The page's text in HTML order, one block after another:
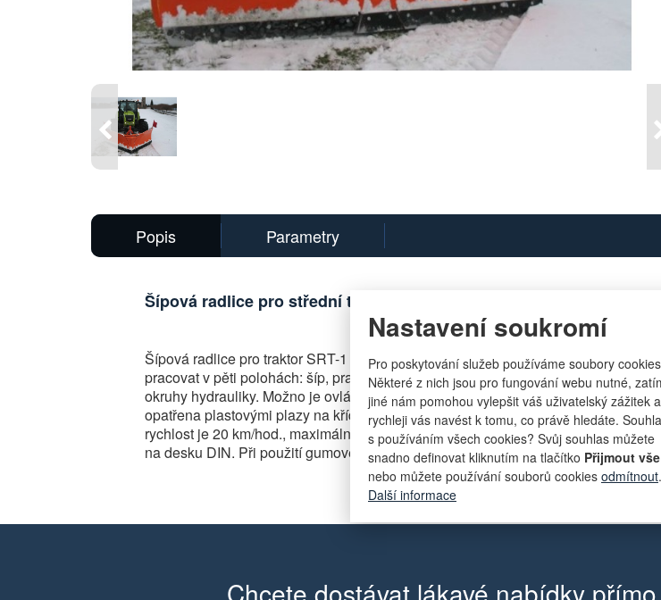
Nastavení soukromí
Pro poskytování služeb používáme soubory
Některé z nich jsou pro fungování webu nutné,
jiné nám pomohou vylepšit váš uživatelský zážitek a
rychleji vás navést k tomu, co právě hledáte.
s používáním všech cookies? Svůj souhlas můžete
snadno definovat kliknutím na tlačítko Přijmout vše
nebo můžete používání souborů cookies odmítnout.
Další informace
obrázek
Předchozí
Popis Parametry
Šípová radlice pro střední traktory SRT-1 2400
Šípová radlice pro traktor SRT-1 je vybavena závěsem kategorie I nebo II, který
pracovat v pěti polohách: šíp, pravá strana, levá strana, "T" a "V". Změna
okruhy hydrauliky. Možno je ovládat každé křídlo samostatně. Základním
opatřena plastovými plazy na křídlech a ve špici. Vyráběné pracovní záběry
rychlost je 20 km/hod., maximální přepravní rychlost je 40 km/hod. Příplatková
na desku DIN. Při použití gumového břitu musí být použita opěrná kola.